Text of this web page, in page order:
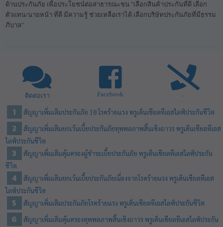
ด้านประกันภัย เพื่อประโยชน์ต่อสาธารณะชน "เลือกสินค้าประกันที่ดี เลือก
ตัวแทน/นายหน้า ที่ดี มีความรู้ ช่วยเหลือเราได้ เลือกบริษัทประกันภัยที่มีธรรม
ภิบาล"
ติดต่อเรา Facebook ...
สัญญาเพิ่มเติมประกันภัย 18 โรคร้ายแรง พรูเด็นเชียลทีเอสไลฟ์ประกันชีวิต
สัญญาเพิ่มเติมยกเว้นเบี้ยประกันภัยทุพพลภาพสิ้นเชิงถาวร พรูเด็นเชียลทีเอส
ไลฟ์ประกันชีวิต
สัญญาเพิ่มเติมคุ้มครองผู้ชำระเบี้ยประกันภัย พรูเด็นเชียลทีเอสไลฟ์ประกัน
ชีวิต
สัญญาเพิ่มเติมยกเว้นเบี้ยประกันภัยเนื่องจากโรคร้ายแรง พรูเด็นเชียลทีเอส
ไลฟ์ประกันชีวิต
สัญญาเพิ่มเติมประกันภัยโรคร้ายแรง พรูเด็นเชียลทีเอสไลฟ์ประกันชีวิต
สัญญาเพิ่มเติมคุ้มครองทุพพลภาพสิ้นเชิงถาวร พรูเด็นเชียลทีเอสไลฟ์ประกัน